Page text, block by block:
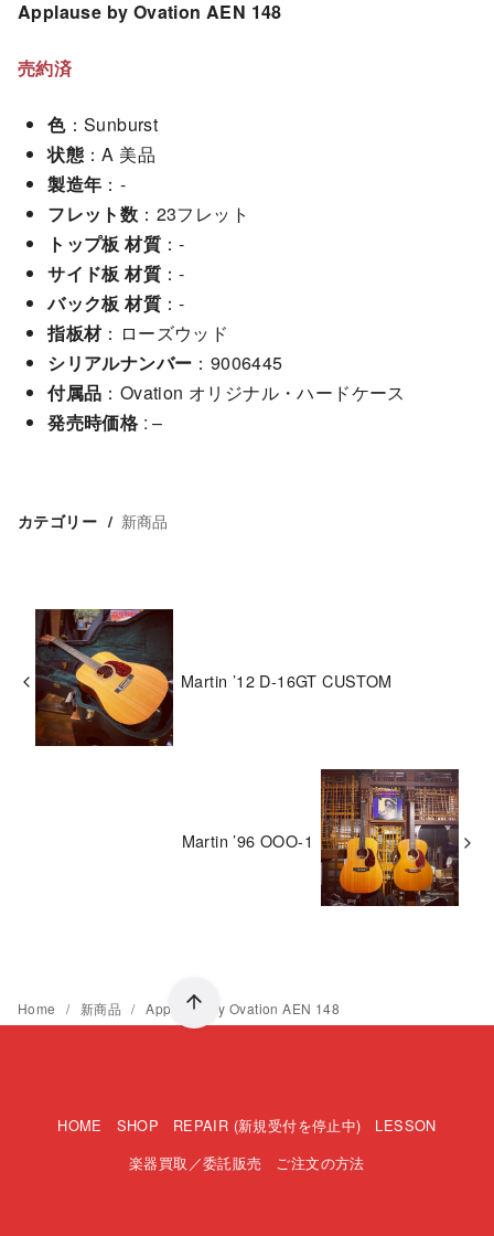
Applause by Ovation AEN 148
売約済
色：Sunburst
状態 ：A 美品
製造年 ：-
フレット数 ：23フレット
トップ板 材質 ：-
サイド板 材質 ：-
バック板 材質 ：-
指板材：ローズウッド
シリアルナンバー ：9006445
付属品 ：Ovation オリジナル・ハードケース
発売時価格 : –
カテゴリー 新商品
Martin ’12 D-16GT CUSTOM
Martin ’96 OOO-1
Home 新商品 Applause by Ovation AEN 148
HOME SHOP REPAIR (新規受付を停止中)
LESSON
楽器買取／委託販売
ご注文の方法